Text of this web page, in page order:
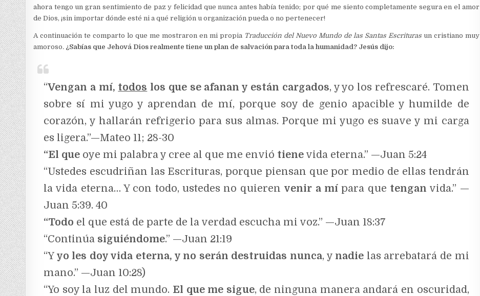
ahora tengo un gran sentimiento de paz y felicidad que nunca antes había tenido; por qué me siento completamente segura en el amor
de Dios, ¡sin importar dónde esté ni a qué religión u organización pueda o no pertenecer!
A continuación te comparto lo que me mostraron en mi propia Traducción del Nuevo Mundo de las Santas Escrituras un cristiano muy
amoroso. ¿Sabías que Jehová Dios realmente tiene un plan de salvación para toda la humanidad? Jesús dijo:
“Vengan a mí, todos los que se afanan y están cargados, y yo los refrescaré. Tomen
sobre sí mi yugo y aprendan de mí, porque soy de genio apacible y humilde de
corazón, y hallarán refrigerio para sus almas. Porque mi yugo es suave y mi carga
es ligera.”—Mateo 11; 28-30
“El que oye mi palabra y cree al que me envió tiene vida eterna.” —Juan 5:24
“Ustedes escudriñan las Escrituras, porque piensan que por medio de ellas tendrán
la vida eterna… Y con todo, ustedes no quieren venir a mípara que tengan vida.” —
Juan 5:39. 40
“Todo el que está de parte de la verdad escucha mi voz.” —Juan 18:37
“Continúa siguiéndome.” —Juan 21:19
“Y yo les doy vida eterna, y no serán destruidas nunca, y nadie las arrebatará de mi
mano.” —Juan 10:28)
“Yo soy la luz del mundo. El que me sigue, de ninguna manera andará en oscuridad,